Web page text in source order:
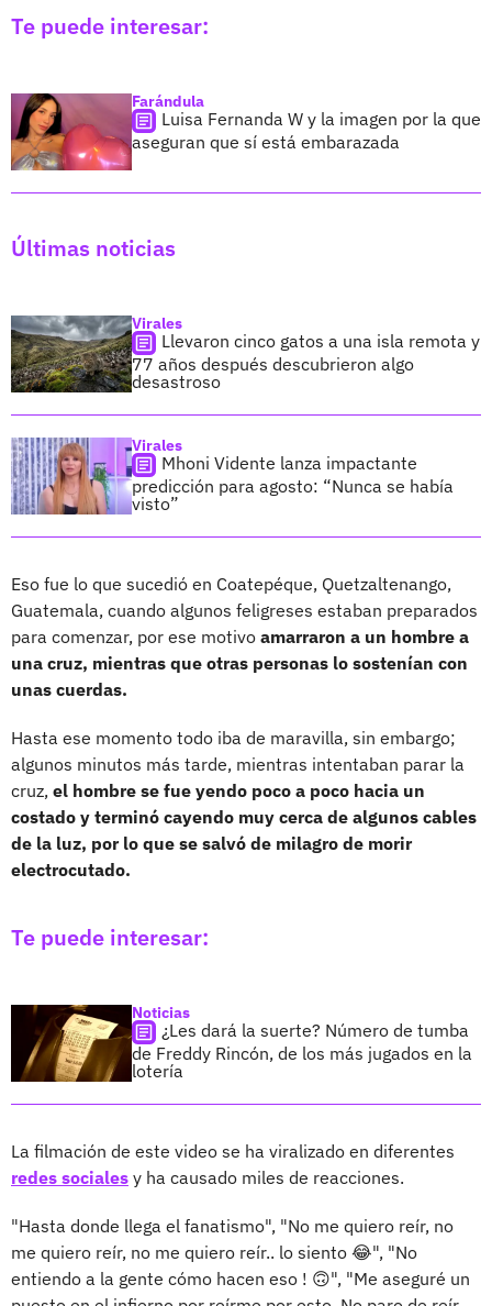
Te puede interesar:
Farándula
Luisa Fernanda W y la imagen por la que
aseguran que sí está embarazada
Últimas noticias
Virales
Llevaron cinco gatos a una isla remota y
77 años después descubrieron algo
desastroso
Virales
Mhoni Vidente lanza impactante
predicción para agosto: “Nunca se había
visto”
Eso fue lo que sucedió en Coatepéque, Quetzaltenango,
Guatemala, cuando algunos feligreses estaban preparados
para comenzar, por ese motivo amarraron a un hombre a
una cruz, mientras que otras personas lo sostenían con
unas cuerdas.
Hasta ese momento todo iba de maravilla, sin embargo;
algunos minutos más tarde, mientras intentaban parar la
cruz, el hombre se fue yendo poco a poco hacia un
costado y terminó cayendo muy cerca de algunos cables
de la luz, por lo que se salvó de milagro de morir
electrocutado.
Te puede interesar:
Noticias
¿Les dará la suerte? Número de tumba
de Freddy Rincón, de los más jugados en la
lotería
La filmación de este video se ha viralizado en diferentes
redes sociales y ha causado miles de reacciones.
"Hasta donde llega el fanatismo", "No me quiero reír, no
me quiero reír, no me quiero reír.. lo siento 😂", "No
entiendo a la gente cómo hacen eso ! 🙃", "Me aseguré un